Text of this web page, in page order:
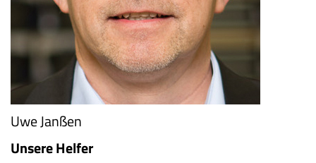
Uwe Janßen
Unsere Helfer